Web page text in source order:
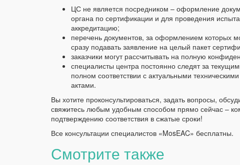
ЦС не является посредником – оформление
органа по сертификации и для проведения
аккредитацию;
перечень документов, за оформлением которых
сразу подавать заявление на целый пакет
заказчики могут рассчитывать на полную
специалисты центра постоянно следят за
полном соответствии с актуальными
актами.
Вы хотите проконсультироваться, задать вопросы,
свяжитесь любым удобным способом прямо сейчас –
подтверждению соответствия в сжатые сроки!
Все консультации специалистов «MosEAC» бесплатны.
Смотрите также